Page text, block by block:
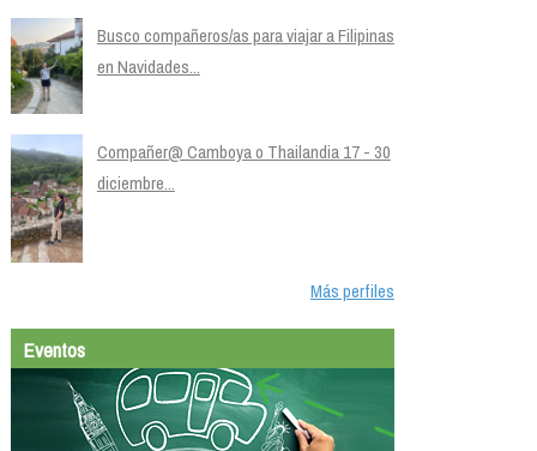
Busco compañeros/as para viajar a Filipinas
en Navidades...
Compañer@ Camboya o Thailandia 17 - 30
diciembre...
Más perfiles
Eventos